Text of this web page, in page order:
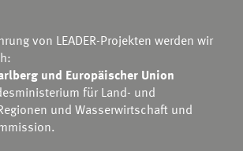
von LEADER-Projekten werden wir
und Europäischer Union
für Land- und
und Wasserwirtschaft und